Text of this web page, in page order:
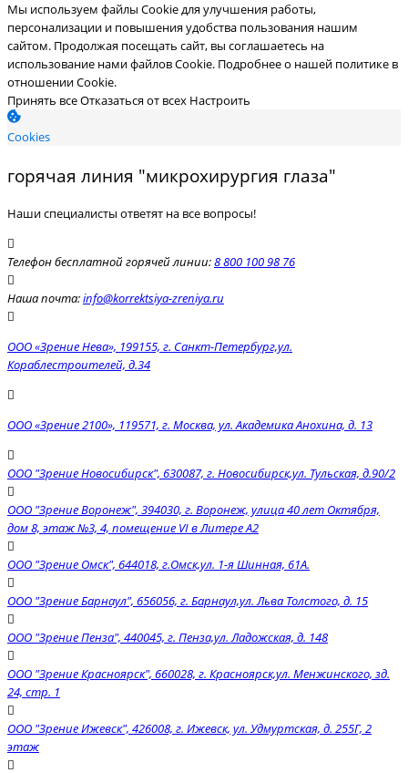
Мы используем файлы Cookie для улучшения работы,
персонализации и повышения удобства пользования нашим
сайтом. Продолжая посещать сайт, вы соглашаетесь на
использование нами файлов Cookie. Подробнее о нашей политике в
отношении Cookie.
Принять всеОтказаться от всех Настроить
Cookies
горячая линия "микрохирургия глаза"
Наши специалисты ответят на все вопросы!
Телефон бесплатной горячей линии:8 800 100 98 76
Наша почта:info@korrektsiya-zreniya.ru
ООО «Зрение Нева», 199155, г. Санкт-Петербург,ул.
Кораблестроителей, д.34
ООО «Зрение 2100», 119571, г. Москва, ул. Академика Анохина, д. 13
ООО "Зрение Новосибирск", 630087, г. Новосибирск,ул. Тульская, д.90/2
ООО "Зрение Воронеж", 394030, г. Воронеж, улица 40 лет Октября,
дом 8, этаж №3, 4, помещение VI в Литере А2
ООО "Зрение Омск", 644018, г.Омск,ул. 1-я Шинная, 61А.
ООО "Зрение Барнаул", 656056, г. Барнаул,ул. Льва Толстого, д. 15
ООО "Зрение Пенза", 440045, г. Пенза,ул. Ладожская, д. 148
OOO "Зрение Красноярск", 660028, г. Красноярск,ул. Менжинского, зд.
24, стр. 1
ООО "Зрение Ижевск", 426008, г. Ижевск, ул. Удмуртская, д. 255Г, 2
этаж